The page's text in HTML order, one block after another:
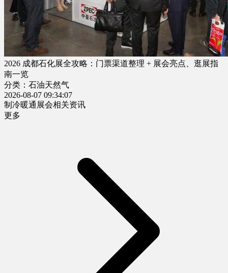
2026 成都石化展全攻略：门票渠道整理 + 展会亮点、逛展指
南一览
分类：石油天然气
2026-08-07 09:34:07
制冷暖通展会相关资讯
更多